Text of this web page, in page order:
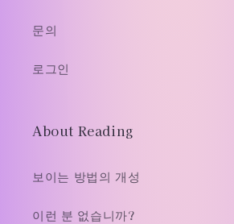
문의
로그인
About Reading
보이는 방법의 개성
이런 분 없습니까?